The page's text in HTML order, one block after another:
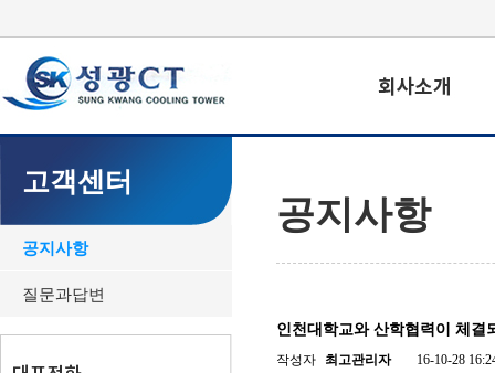
고객센터
공지사항
질문과답변
공지사항
인천대학교와 산학협력이 체결
작성자 최고관리자 16-10-28